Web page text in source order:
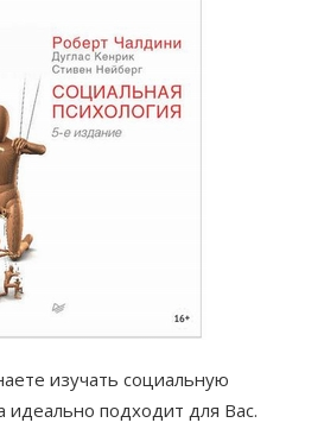
изучать социальную
идеально подходит для Вас.